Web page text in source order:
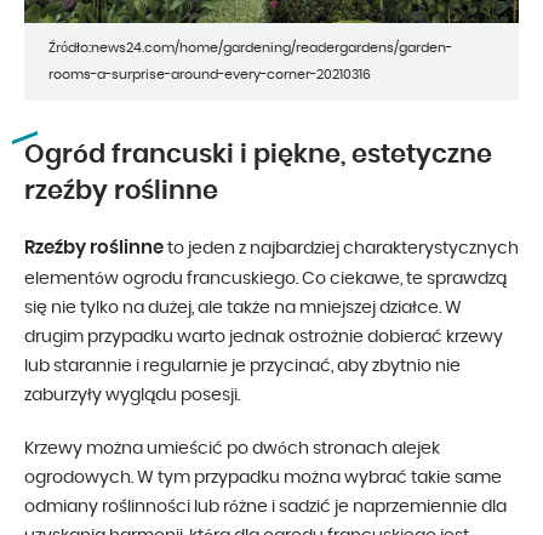
Źródło:news24.com/home/gardening/readergardens/garden-
rooms-a-surprise-around-every-corner-20210316
Ogród francuski i piękne, estetyczne
rzeźby roślinne
Rzeźby roślinne to jeden z najbardziej charakterystycznych
elementów ogrodu francuskiego. Co ciekawe, te sprawdzą
się nie tylko na dużej, ale także na mniejszej działce. W
drugim przypadku warto jednak ostrożnie dobierać krzewy
lub starannie i regularnie je przycinać, aby zbytnio nie
zaburzyły wyglądu posesji.
Krzewy można umieścić po dwóch stronach alejek
ogrodowych. W tym przypadku można wybrać takie same
odmiany roślinności lub różne i sadzić je naprzemiennie dla